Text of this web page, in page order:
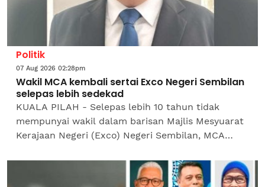
Politik
07 Aug 2026 02:28pm
Wakil MCA kembali sertai Exco Negeri Sembilan
selepas lebih sedekad
KUALA PILAH - Selepas lebih 10 tahun tidak
mempunyai wakil dalam barisan Majlis Mesyuarat
Kerajaan Negeri (Exco) Negeri Sembilan, MCA
dilantik...